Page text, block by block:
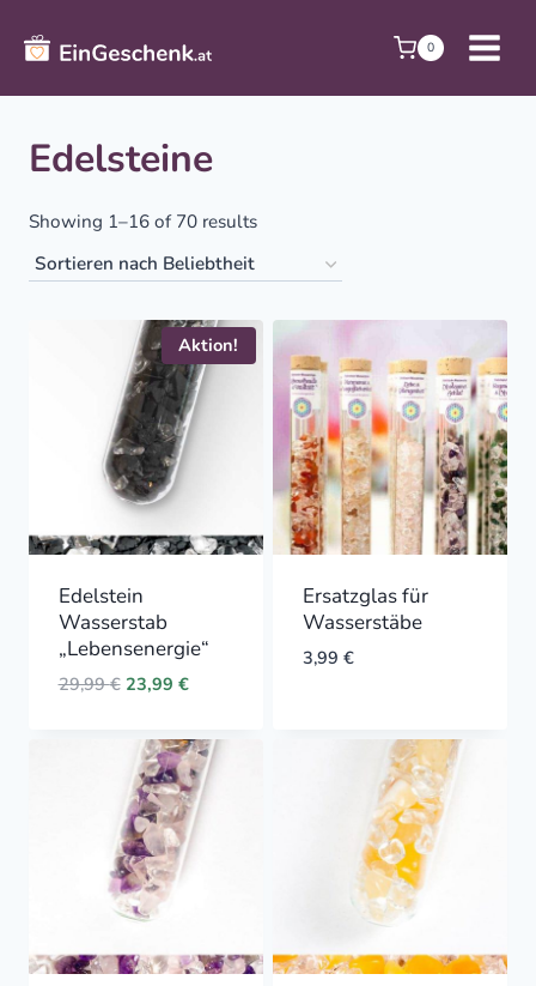
Inhalt
springen
0
Edelsteine
Showing 1–16 of 70 resultsSorted
Aktion!
Edelstein
Wasserstab
„Lebensenergie“
29,99€ Original
29,99 €.
23,99 €Current
23,99 €.
Ersatzglas für
Wasserstäbe
3,99 €